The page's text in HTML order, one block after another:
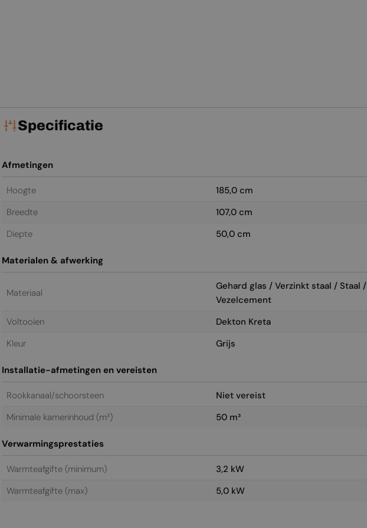
Specificatie
Afmetingen
Hoogte
185,0 cm
Breedte
107,0 cm
Diepte
50,0 cm
Materialen & afwerking
Materiaal
Gehard glas / Verzinkt staal / Staal /
Vezelcement
Voltooien
Dekton Kreta
Kleur
Grijs
Installatie-afmetingen en vereisten
Rookkanaal/schoorsteen
Niet vereist
Minimale kamerinhoud (m³)
50 m³
Verwarmingsprestaties
Warmteafgifte (minimum)
3,2 kW
Warmteafgifte (max)
5,0 kW